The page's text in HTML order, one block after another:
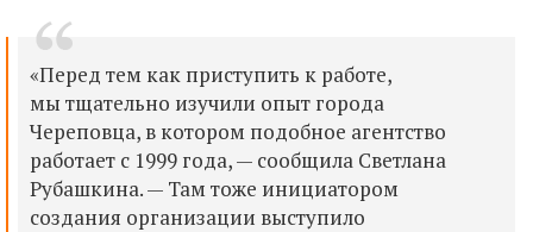
«Перед тем как приступить к работе,
мы тщательно изучили опыт города
Череповца, в котором подобное агентство
работает с 1999 года, — сообщила Светлана
Рубашкина. — Там тоже инициатором
создания организации выступило